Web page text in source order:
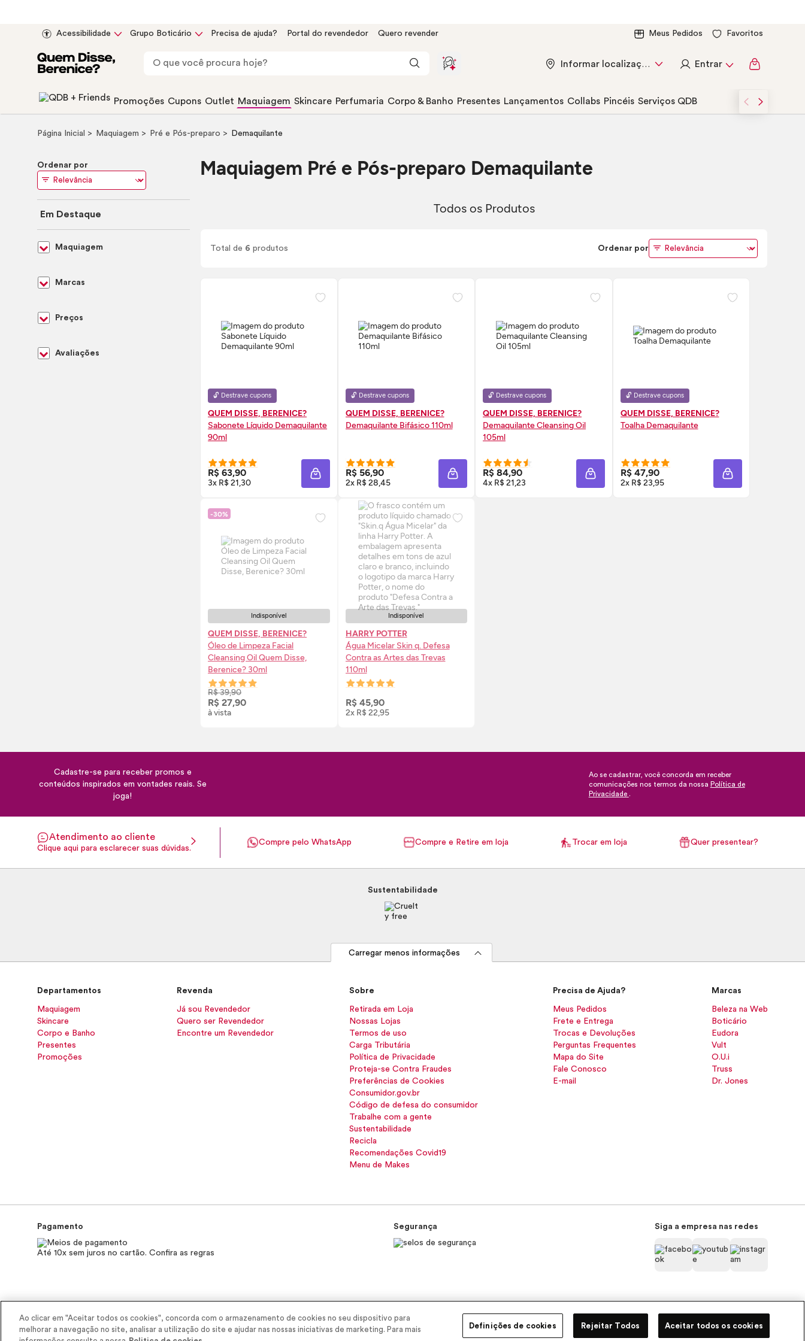
Acessibilidade Grupo Boticário Precisa de ajuda? Portal do revendedor Quero revender Meus Pedidos Favoritos
Informar localização Entrar
Promoções Cupons Outlet Maquiagem Skincare Perfumaria Corpo & Banho Presentes Lançamentos Collabs Pincéis Serviços QDB
Página Inicial Maquiagem Pré e Pós-preparo Demaquilante
Maquiagem Pré e Pós-preparo Demaquilante
Todos os Produtos
Total de 6 produtos Ordenar por
🔓 Destrave cupons
QUEM DISSE, BERENICE?
Sabonete Líquido Demaquilante
90ml
R$ 63,90
3x R$ 21,30
COMPRE AGORA ❯
ADICIONAR À SACOLA
🔓 Destrave cupons
QUEM DISSE, BERENICE?
Demaquilante Bifásico 110ml
R$ 56,90
2x R$ 28,45
COMPRE AGORA ❯
ADICIONAR À SACOLA
🔓 Destrave cupons
QUEM DISSE, BERENICE?
Demaquilante CleansingOil
105ml
R$ 84,90
4x R$ 21,23
COMPRE AGORA ❯
ADICIONAR À SACOLA
🔓 Destrave cupons
QUEM DISSE, BERENICE?
Toalha Demaquilante
R$ 47,90
2x R$ 23,95
COMPRE AGORA ❯
ADICIONAR À
-30%
Indisponível
QUEM DISSE, BERENICE?
Óleo de Limpeza Facial
CleansingOilQuem Disse,
Berenice? 30ml
R$ 39,90
R$ 27,90
à vista
AVISE-ME
Indisponível
HARRY POTTER
Água Micelar Skin q. Defesa
Contra as Artes das Trevas
110ml
R$ 45,90
2x R$ 22,95
AVISE-ME
Ordenar por
Em Destaque
Maquiagem
Marcas
Preços
Avaliações
Cadastre-se para receber promos e
conteúdos inspirados em vontades reais. Se
joga!
Ao se cadastrar, você concorda em receber
comunicações nos termos da nossa Política de
Privacidade .
Atendimento ao cliente
Clique aqui para esclarecer suas dúvidas.
Compre pelo WhatsApp Compre e Retire em loja Trocar em loja Quer presentear?
Sustentabilidade
Carregar menos informações
Departamentos
Maquiagem
Skincare
Corpo e Banho
Presentes
Promoções
Revenda
Já sou Revendedor
Quero ser Revendedor
Encontre um Revendedor
Sobre
Retirada em Loja
Nossas Lojas
Termos de uso
Carga Tributária
Política de Privacidade
Proteja-se Contra Fraudes
Preferências de Cookies
Consumidor.gov.br
Código de defesa do consumidor
Trabalhe com a gente
Sustentabilidade
Recicla
Recomendações Covid19
Menu de Makes
Precisa de Ajuda?
Meus Pedidos
Frete e Entrega
Trocas e Devoluções
Perguntas Frequentes
Mapa do Site
Fale Conosco
E-mail
Marcas
Beleza na Web
Boticário
Eudora
Vult
O.U.i
Truss
Dr. Jones
Pagamento
Até 10x sem juros no cartão. Confira as regras
Segurança Siga a empresa nas redes
Rodovia Régis Bitencourt, Km 437, Ribeirão Vermelho, Registro, SP, CEP 11900-000 | CNPJ/MF 11.137.051/0406-41 IE 574.066.180.111
Ao clicar em "Aceitar todos os cookies", concorda com o armazenamento de cookies no seu dispositivo para
melhorar a navegação no site, analisar a utilização do site e ajudar nas nossas iniciativas de marketing. Para mais
Definições de cookies Rejeitar Todos Aceitar todos os cookies